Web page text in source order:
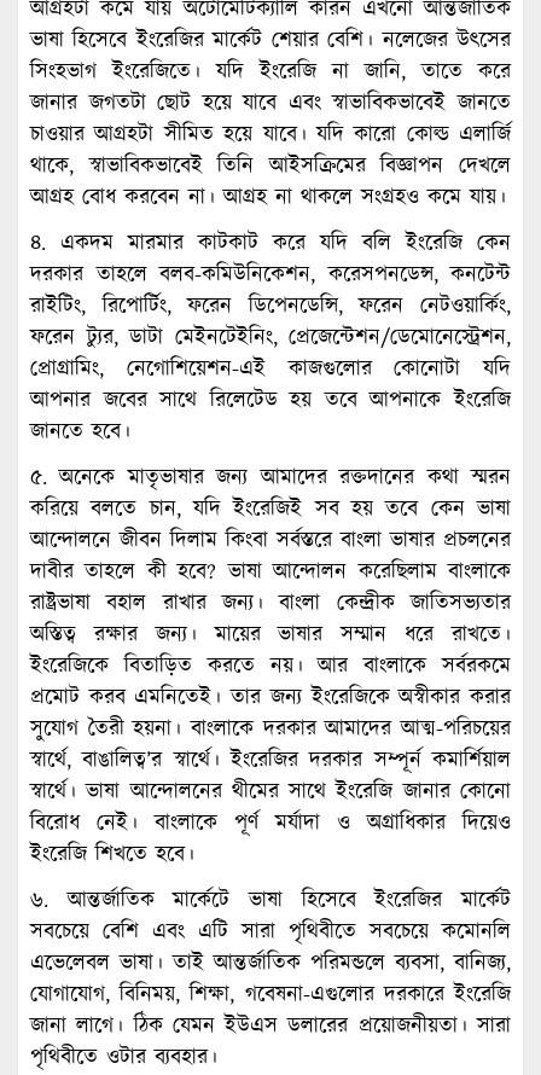
আগ্রহটা কমে যায় অটোমেটিক্যালি কারন এখনো আন্তর্জাতিক
ভাষা হিসেবে ইংরেজির মার্কেট শেয়ার বেশি। নলেজের উৎসের
সিংহভাগ ইংরেজিতে। যদি ইংরেজি না জানি, তাতে করে
জানার জগতটা ছোট হয়ে যাবে এবং স্বাভাবিকভাবেই জানতে
চাওয়ার আগ্রহটা সীমিত হয়ে যাবে। যদি কারো কোল্ড এলার্জি
থাকে, স্বাভাবিকভাবেই তিনি আইসক্রিমের বিজ্ঞাপন দেখলে
আগ্রহ বোধ করবেন না। আগ্রহ না থাকলে সংগ্রহও কমে যায়।
৪. একদম মারমার কাটকাট করে যদি বলি ইংরেজি কেন
দরকার তাহলে বলব-কমিউনিকেশন, করেসপনডেন্স, কনটেন্ট
রাইটিং, রিপোর্টিং, ফরেন ডিপেনডেন্সি, ফরেন নেটওয়ার্কিং,
ফরেন ট্যুর, ডাটা মেইনটেইনিং, প্রেজেন্টেশন/ডেমোনেস্ট্রেশন,
প্রোগ্রামিং, নেগোশিয়েশন-এই কাজগুলোর কোনোটা যদি
আপনার জবের সাথে রিলেটেড হয় তবে আপনাকে ইংরেজি
জানতে হবে।
৫. অনেকে মাতৃভাষার জন্য আমাদের রক্তদানের কথা স্মরন
করিয়ে বলতে চান, যদি ইংরেজিই সব হয় তবে কেন ভাষা
আন্দোলনে জীবন দিলাম কিংবা সর্বস্তরে বাংলা ভাষার প্রচলনের
দাবীর তাহলে কী হবে? ভাষা আন্দোলন করেছিলাম বাংলাকে
রাষ্ট্রভাষা বহাল রাখার জন্য। বাংলা কেন্দ্রীক জাতিসভ্যতার
অস্তিত্ব রক্ষার জন্য। মায়ের ভাষার সম্মান ধরে রাখতে।
ইংরেজিকে বিতাড়িত করতে নয়। আর বাংলাকে সর্বরকমে
প্রমোট করব এমনিতেই। তার জন্য ইংরেজিকে অস্বীকার করার
সুযোগ তৈরী হয়না। বাংলাকে দরকার আমাদের আত্ম-পরিচয়ের
স্বার্থে, বাঙালিত্ব’র স্বার্থে। ইংরেজির দরকার সম্পূর্ন কমার্শিয়াল
স্বার্থে। ভাষা আন্দোলনের থীমের সাথে ইংরেজি জানার কোনো
বিরোধ নেই। বাংলাকে পূর্ণ মর্যাদা ও অগ্রাধিকার দিয়েও
ইংরেজি শিখতে হবে।
৬. আন্তর্জাতিক মার্কেটে ভাষা হিসেবে ইংরেজির মার্কেট
সবচেয়ে বেশি এবং এটি সারা পৃথিবীতে সবচেয়ে কমোনলি
এভেলেবল ভাষা। তাই আন্তর্জাতিক পরিমন্ডলে ব্যবসা, বানিজ্য,
যোগাযোগ, বিনিময়, শিক্ষা, গবেষনা-এগুলোর দরকারে ইংরেজি
জানা লাগে। ঠিক যেমন ইউএস ডলারের প্রয়োজনীয়তা। সারা
পৃথিবীতে ওটার ব্যবহার।